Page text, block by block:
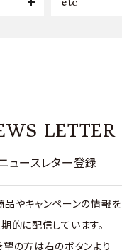
LETTER
ュースレター登録
品やキャンペーンの情報を
的に配信しています。
望の方は右のボタンより